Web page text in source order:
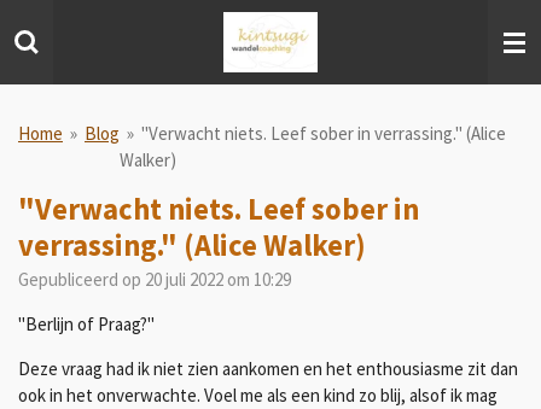
direct
hoofdinhoud
Home » Blog » "Verwacht niets. Leef sober in verrassing." (Alice
Walker)
"Verwacht niets. Leef sober in
verrassing." (Alice Walker)
Gepubliceerd op 20 juli 2022 om 10:29
"Berlijn of Praag?"
Deze vraag had ik niet zien aankomen en het enthousiasme zit dan
ook in het onverwachte. Voel me als een kind zo blij, alsof ik mag